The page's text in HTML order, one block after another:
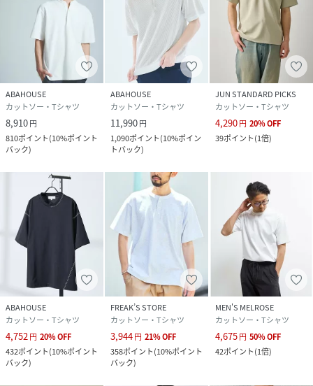
ABAHOUSE
カットソー・Tシャツ
8,910円
810ポイント(10%ポイント
バック)
ABAHOUSE
カットソー・Tシャツ
11,990円
1,090ポイント(10%ポイン
トバック)
JUN STANDARD PICKS
カットソー・Tシャツ
4,290円 20%OFF
39ポイント(1倍)
ABAHOUSE
カットソー・Tシャツ
4,752 円 20%OFF
432ポイント(10%ポイント
バック)
FREAK’S STORE
カットソー・Tシャツ
3,944円 21%OFF
358ポイント(10%ポイント
バック)
MEN'S MELROSE
カットソー・Tシャツ
4,675円 50%OFF
42ポイント(1倍)